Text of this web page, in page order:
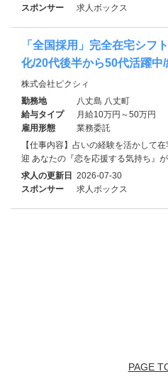
スポンサー
求人ボックス
「全国採用」完全在宅シフ
化/20代後半から50代活躍中
株式会社ピクシィ
勤務地
八丈島 八丈町
給与タイプ
月給10万円～50万円
雇用形態
業務委託
【仕事内容】占いの経験を活かして
迎 あなたの『恋を応援する気持ち』
求人の更新日 2026-07-30
スポンサー
求人ボックス
PAGE